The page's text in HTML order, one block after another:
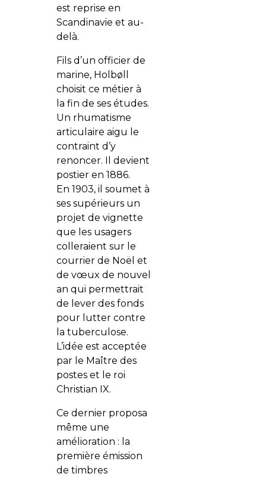
est reprise en
Scandinavie et au-
delà.
Fils d’un officier de
marine, Holbøll
choisit ce métier à
la fin de ses études.
Un rhumatisme
articulaire aigu le
contraint d’y
renoncer. Il devient
postier en 1886.
En 1903, il soumet à
ses supérieurs un
projet de vignette
que les usagers
colleraient sur le
courrier de Noël et
de vœux de nouvel
an qui permettrait
de lever des fonds
pour lutter contre
la tuberculose.
L’idée est acceptée
par le Maître des
postes et le roi
Christian IX.
Ce dernier proposa
même une
amélioration : la
première émission
de timbres